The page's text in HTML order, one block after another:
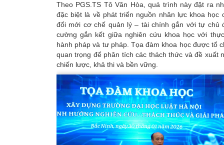
Theo PGS.TS Tô Văn Hòa, quá trình này đặt ra
đặc biệt là về phát triển nguồn nhân lực khoa học
đổi mới cơ chế quản lý – tài chính gắn với tự chủ
cường gắn kết giữa nghiên cứu khoa học với
hành pháp và tư pháp. Tọa đàm khoa học được tổ
quan trọng để phân tích các thách thức và đề xuất
chiến lược, khả thi và bền vững.